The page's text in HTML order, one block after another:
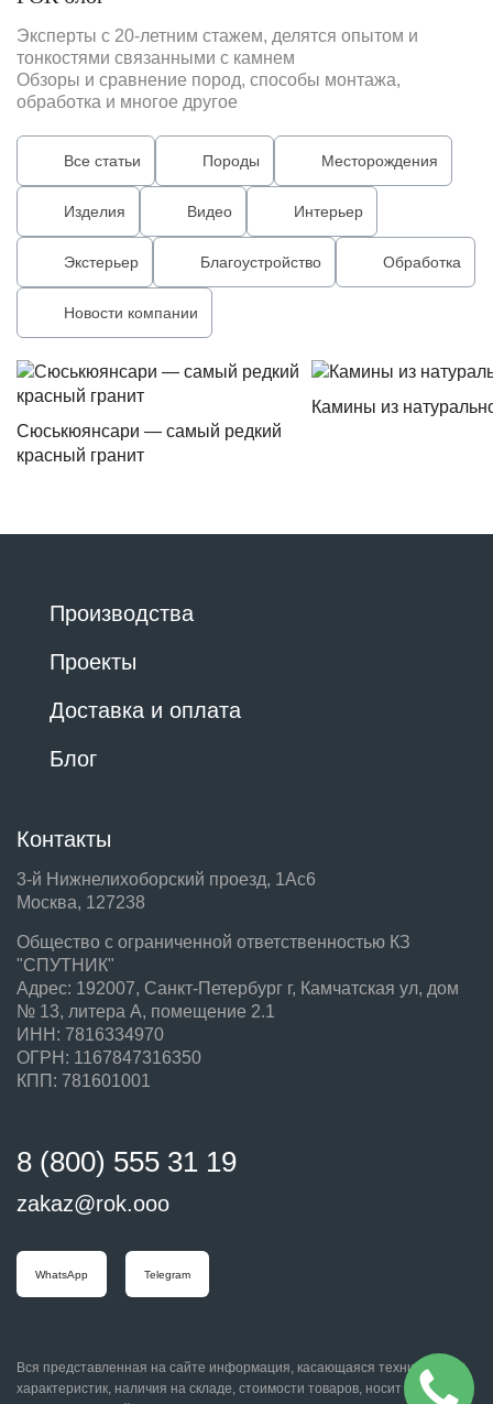
Эксперты с 20-летним стажем, делятся опытом и
тонкостями связанными с камнем
Обзоры и сравнение пород, способы монтажа,
обработка и многое другое
Все статьи Породы Месторождения
Изделия Видео Интерьер
Экстерьер Благоустройство Обработка
Новости компании
Сюськюянсари — самый редкий
красный гранит
Камины из
Производства
Проекты
Доставка и оплата
Блог
Контакты
3-й Нижнелихоборский проезд, 1Ас6
Москва, 127238
Общество с ограниченной ответственностью КЗ
"СПУТНИК"
Адрес: 192007, Санкт-Петербург г, Камчатская ул, дом
№ 13, литера А, помещение 2.1
ИНН: 7816334970
ОГРН: 1167847316350
КПП: 781601001
8 (800) 555 31 19
zakaz@rok.ooo
WhatsApp Telegram
Вся представленная на сайте информация, касающаяся технических
характеристик, наличия на складе, стоимости товаров, носит